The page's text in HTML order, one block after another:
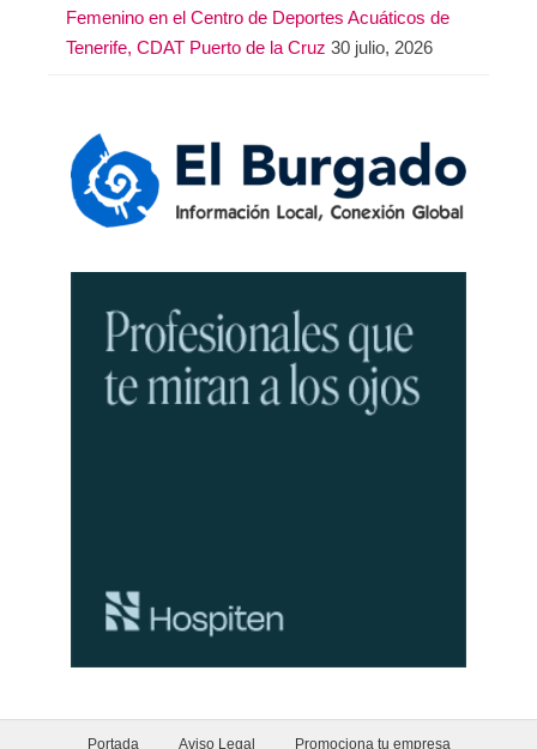
Femenino en el Centro de Deportes Acuáticos de
Tenerife, CDAT Puerto de la Cruz 30 julio, 2026
Portada Aviso Legal Promociona tu empresa